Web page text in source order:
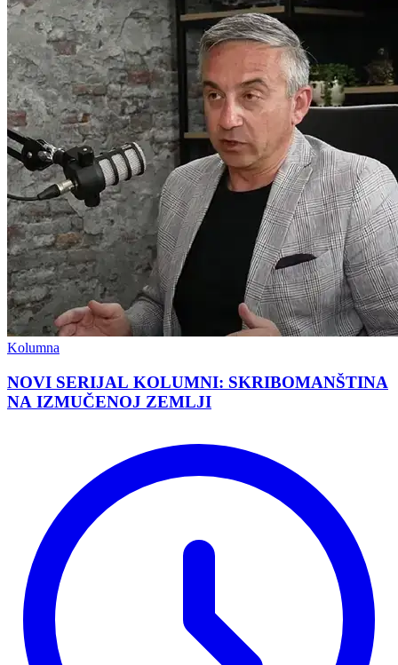
Kolumna
NOVI SERIJAL KOLUMNI: SKRIBOMANŠTINA
NA IZMUČENOJ ZEMLJI